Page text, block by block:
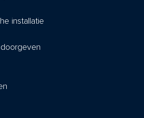
installatie